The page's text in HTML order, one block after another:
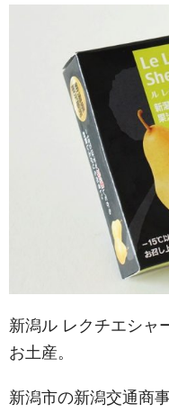
新潟ル レクチエシャ
お土産。
新潟市の新潟交通商